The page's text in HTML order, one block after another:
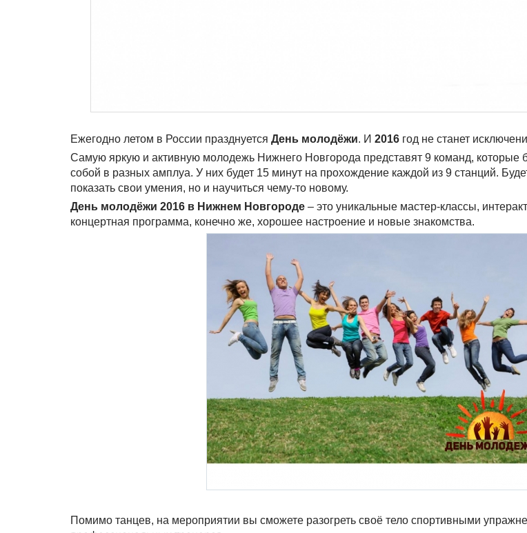
Ежегодно летом в России празднуется День молодёжи. И 2016 год не станет
Самую яркую и активную молодежь Нижнего Новгорода представят 9 команд, которые
собой в разных амплуа. У них будет 15 минут на прохождение каждой из 9 станций.
показать свои умения, но и научиться чему-то новому.
День молодёжи 2016 в Нижнем Новгороде – это уникальные мастер-классы,
концертная программа, конечно же, хорошее настроение и новые знакомства.
Помимо танцев, на мероприятии вы сможете разогреть своё тело спортивными